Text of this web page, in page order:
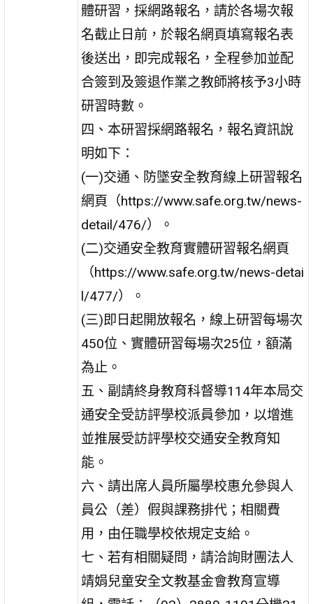
體研習，採網路報名，請於各場次報
名截止日前，於報名網頁填寫報名表
後送出，即完成報名，全程參加並配
合簽到及簽退作業之教師將核予3小時
研習時數。
四、本研習採網路報名，報名資訊說
明如下：
(一)交通、防墜安全教育線上研習報名
網頁（https://www.safe.org.tw/news-
detail/476/）。
(二)交通安全教育實體研習報名網頁
（https://www.safe.org.tw/news-detai
l/477/）。
(三)即日起開放報名，線上研習每場次
450位、實體研習每場次25位，額滿
為止。
五、副請終身教育科督導114年本局交
通安全受訪評學校派員參加，以增進
並推展受訪評學校交通安全教育知
能。
六、請出席人員所屬學校惠允參與人
員公（差）假與課務排代；相關費
用，由任職學校依規定支給。
七、若有相關疑問，請洽詢財團法人
靖娟兒童安全文教基金會教育宣導